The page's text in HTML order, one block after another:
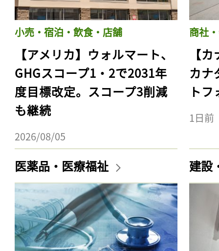
小売・宿泊・飲食・店舗
【アメリカ】ウォルマート、
GHGスコープ1・2で2031年
度目標改定。スコープ3削減
も継続
2026/08/05
商社
【
カナ
ト
1日前
医薬品・医療福祉 建設